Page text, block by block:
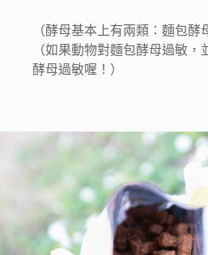
（酵母基本上有兩類：麵包酵
（如果動物對麵包酵母過敏，
酵母過敏喔！）